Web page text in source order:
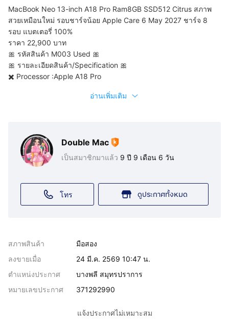
MacBook Neo 13-inch A18 Pro Ram8GB SSD512 Citrus สภาพ
สวยเหมือนใหม่ รอบชาร์จน้อย Apple Care 6 May 2027 ชาร์จ 8
รอบ แบตเตอรี่ 100%
ราคา 22,900 บาท
🎀 รหัสสินค้า M003 Used 🎀
🎀 รายละเอียดสินค้า/Specification 🎀
✖️ Processor :Apple A18 Pro
อ่านเพิ่มเติม
Double Mac
เป็นสมาชิกมาแล้ว 9 ปี 9 เดือน 6 วัน
โทร ดูประกาศทั้งหมด
สภาพสินค้า
มือสอง
ลงขายเมื่อ
24 มี.ค. 2569 10:47 น.
ตำแหน่งประกาศ
บางพลี สมุทรปราการ
หมายเลขประกาศ
371292990
แจ้งประกาศไม่เหมาะสม